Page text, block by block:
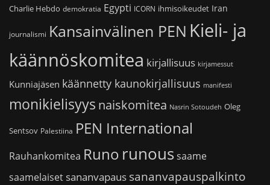
Charlie Hebdo demokratia Egypti ICORN ihmisoikeudet Iran
journalismi Kansainvälinen PEN Kieli- ja
käännöskomitea kirjallisuus kirjamessut
Kunniajäsen käännetty kaunokirjallisuus manifesti
monikielisyys naiskomitea Nasrin Sotoudeh Oleg
Sentsov Palestiina PEN International
Rauhankomitea Runo runoussaame
saamelaiset sananvapaus sananvapauspalkinto